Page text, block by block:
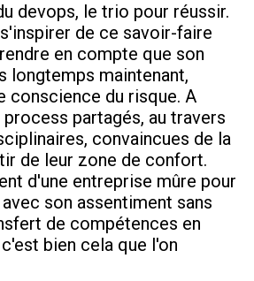
devops, le trio pour réussir.
de ce savoir-faire
en compte que son
longtemps maintenant,
du risque. A
partagés, au travers
convaincues de la
de leur zone de confort.
d'une entreprise mûre pour
son assentiment sans
de compétences en
bien cela que l'on